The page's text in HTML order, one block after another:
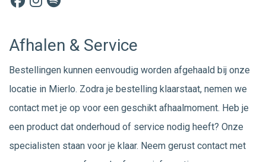
Afhalen & Service
Bestellingen kunnen eenvoudig worden afgehaald bij onze
locatie in Mierlo. Zodra je bestelling klaarstaat, nemen we
contact met je op voor een geschikt afhaalmoment. Heb je
een product dat onderhoud of service nodig heeft? Onze
specialisten staan voor je klaar. Neem gerust contact met